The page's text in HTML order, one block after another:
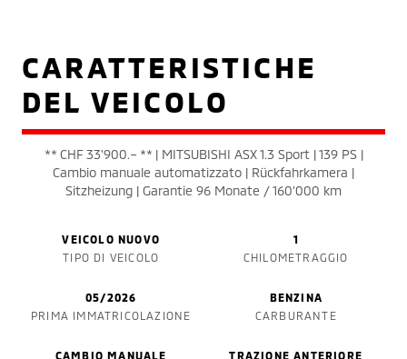
CARATTERISTICHE
DEL VEICOLO
** CHF 33'900.– ** | MITSUBISHI ASX 1.3 Sport | 139 PS |
Cambio manuale automatizzato | Rückfahrkamera |
Sitzheizung | Garantie 96 Monate / 160'000 km
VEICOLO NUOVO
TIPO DI VEICOLO
1
CHILOMETRAGGIO
05/2026
PRIMA IMMATRICOLAZIONE
BENZINA
CARBURANTE
CAMBIO MANUALE TRAZIONE ANTERIORE